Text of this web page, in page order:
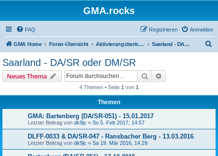
GMA.rocks
FAQ Anmelden
Registrieren
GMA Home Foren-Übersicht Aktivierungsberichte / Activity Reports Saarland - DA/SR oder DM/SR
Saarland - DA/SR oder DM/SR
Neues Thema Suche
4 Themen • Seite 1 von 1
Themen
GMA: Bartenberg (DA/SR-051) - 15.01.2017
Letzter Beitrag von dk9jc « So 5. Feb 2017, 14:57
DLFF-0033 & DA/SR-047 - Ransbacher Berg - 13.03.2016
Letzter Beitrag von dk9jc « Sa 19. Mär 2016, 14:29